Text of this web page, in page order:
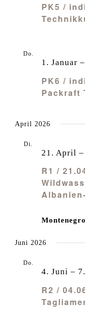
PK5 /
Do.
PK6 /
Packraft
1. Januar –
April 2026
Di.
R1 /
21. April –
Juni 2026
Do.
R2 /
4. Juni –